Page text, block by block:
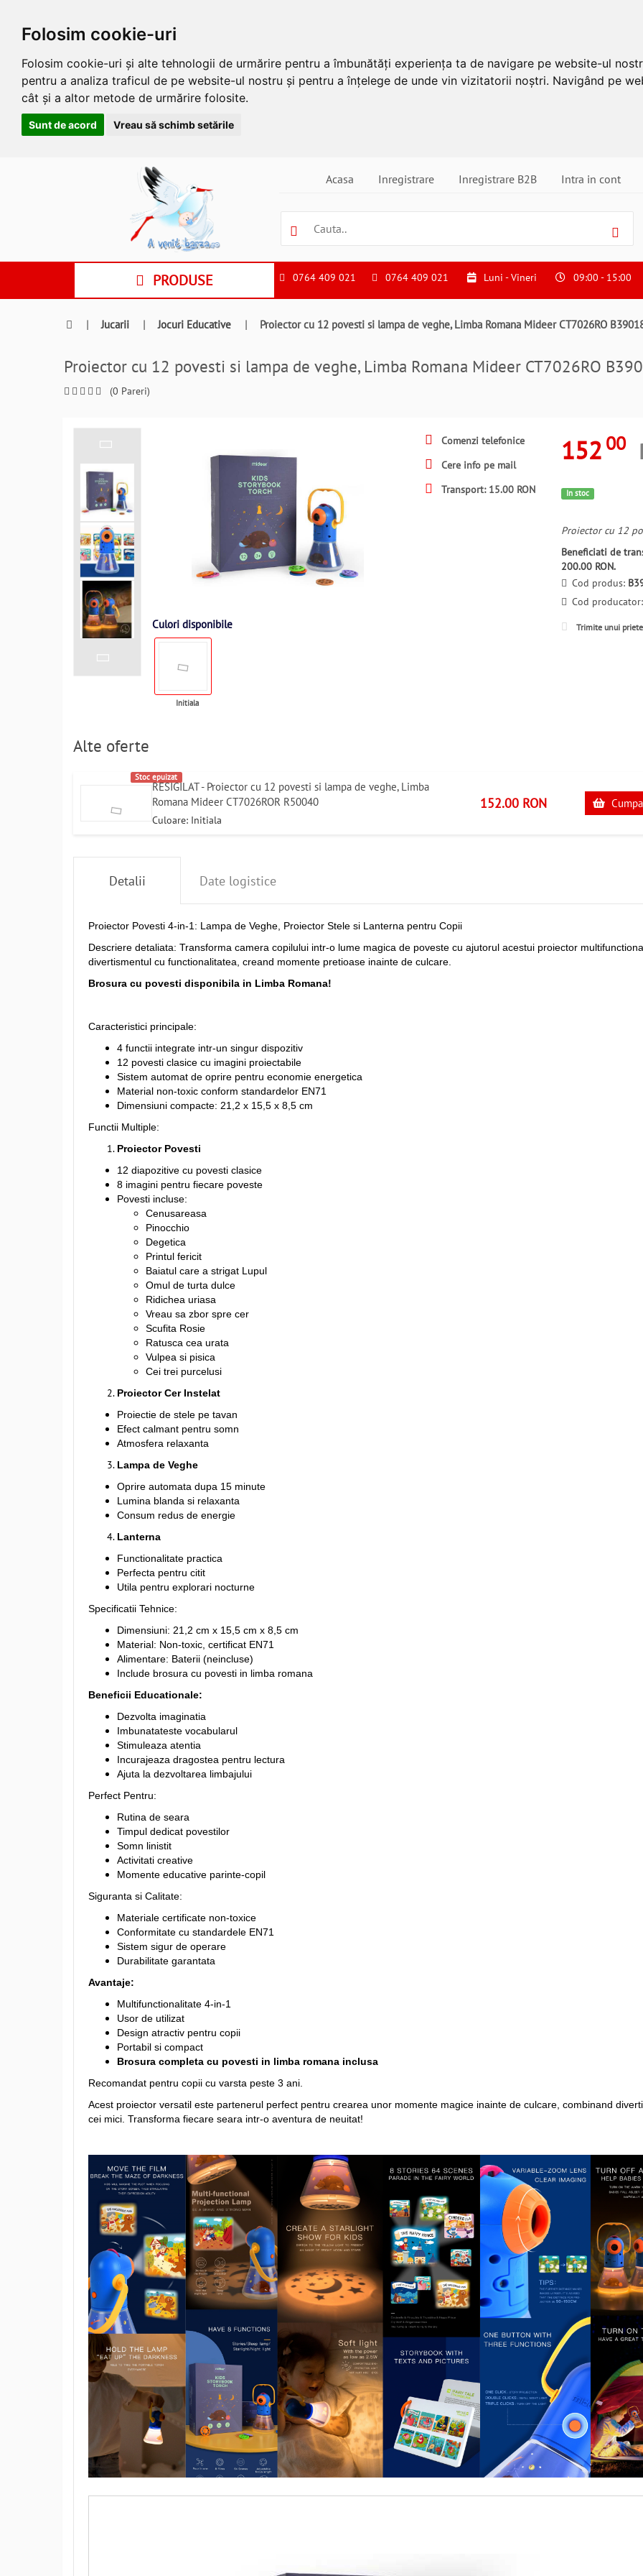
Folosim cookie-uri
Folosim cookie-uri și alte tehnologii de urmărire pentru a îmbunătăți experiența ta de navigare pe website-ul
pentru a analiza traficul de pe website-ul nostru și pentru a înțelege de unde vin vizitatorii noștri. Navigând pe
cât și a altor metode de urmărire folosite.
Sunt de acord Vreau să schimb setările
a
Acasa Inregistrare Inregistrare B2B Intra in cont
PRODUSE 0764 409 021 0764 409 021 Luni - Vineri 09:00 - 15:00
| Jucarii | Jocuri Educative | Proiector cu 12 povesti si lampa de veghe, Limba Romana Mideer CT7026RO
Proiector cu 12 povesti si lampa de veghe, Limba Romana Mideer CT7026RO
(0 Pareri)
Culori disponibile
Initiala
Comenzi telefonice
Cere info pe mail
Transport: 15.00 RON
152 00
In stoc
Proiector cu 12
Beneficiati de
200.00 RON.
Cod produs:
Cod
Trimite unui
Alte oferte
Stoc epuizat
RESIGILAT - Proiector cu 12 povesti si lampa de veghe, Limba
Romana Mideer CT7026ROR R50040
Culoare: Initiala
152.00 RON
Detalii Date logistice
Proiector Povesti 4-in-1: Lampa de Veghe, Proiector Stele si Lanterna pentru Copii
Descriere detaliata: Transforma camera copilului intr-o lume magica de poveste cu ajutorul acestui proiector
divertismentul cu functionalitatea, creand momente pretioase inainte de culcare.
Brosura cu povesti disponibila in Limba Romana!
Caracteristici principale:
4 functii integrate intr-un singur dispozitiv
12 povesti clasice cu imagini proiectabile
Sistem automat de oprire pentru economie energetica
Material non-toxic conform standardelor EN71
Dimensiuni compacte: 21,2 x 15,5 x 8,5 cm
Functii Multiple:
Proiector Povesti
12 diapozitive cu povesti clasice
8 imagini pentru fiecare poveste
Povesti incluse:
Cenusareasa
Pinocchio
Degetica
Printul fericit
Baiatul care a strigat Lupul
Omul de turta dulce
Ridichea uriasa
Vreau sa zbor spre cer
Scufita Rosie
Ratusca cea urata
Vulpea si pisica
Cei trei purcelusi
Proiector Cer Instelat
Proiectie de stele pe tavan
Efect calmant pentru somn
Atmosfera relaxanta
Lampa de Veghe
Oprire automata dupa 15 minute
Lumina blanda si relaxanta
Consum redus de energie
Lanterna
Functionalitate practica
Perfecta pentru citit
Utila pentru explorari nocturne
Specificatii Tehnice:
Dimensiuni: 21,2 cm x 15,5 cm x 8,5 cm
Material: Non-toxic, certificat EN71
Alimentare: Baterii (neincluse)
Include brosura cu povesti in limba romana
Beneficii Educationale:
Dezvolta imaginatia
Imbunatateste vocabularul
Stimuleaza atentia
Incurajeaza dragostea pentru lectura
Ajuta la dezvoltarea limbajului
Perfect Pentru:
Rutina de seara
Timpul dedicat povestilor
Somn linistit
Activitati creative
Momente educative parinte-copil
Siguranta si Calitate:
Materiale certificate non-toxice
Conformitate cu standardele EN71
Sistem sigur de operare
Durabilitate garantata
Avantaje:
Multifunctionalitate 4-in-1
Usor de utilizat
Design atractiv pentru copii
Portabil si compact
Brosura completa cu povesti in limba romana inclusa
Recomandat pentru copii cu varsta peste 3 ani.
Acest proiector versatil este partenerul perfect pentru crearea unor momente magice inainte de culcare, combinand
cei mici. Transforma fiecare seara intr-o aventura de neuitat!